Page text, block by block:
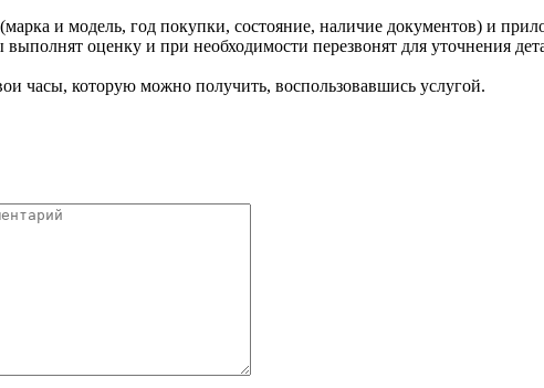
и модель, год покупки, состояние, наличие документов) и
оценку и при необходимости перезвонят для уточнения
часы, которую можно получить, воспользовавшись услугой.